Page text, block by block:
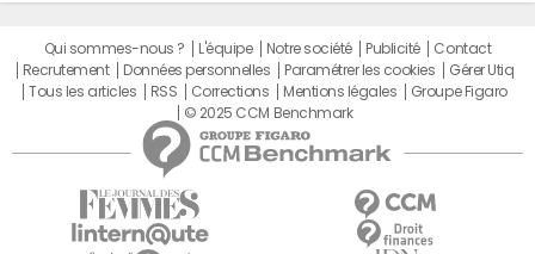
Qui sommes-nous ? L'équipe Notre société Publicité
Contact
Recrutement
Données personnelles Paramétrer les cookies
Gérer Utiq
Tous les articles
RSS Corrections Mentions légales
Groupe Figaro
© 2025 CCM Benchmark